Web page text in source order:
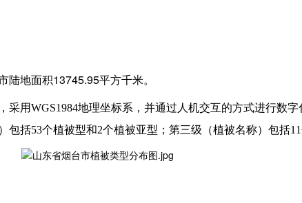
陆地面积13745.95平方千米。
采用WGS1984地理坐标系，并通过人机交互的方式进行数
括53个植被型和2个植被亚型；第三级（植被名称）包括11